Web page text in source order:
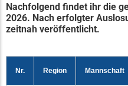
Nachfolgend findet ihr die
2026. Nach erfolgter
zeitnah veröffentlicht.
Nr. Region Mannschaft